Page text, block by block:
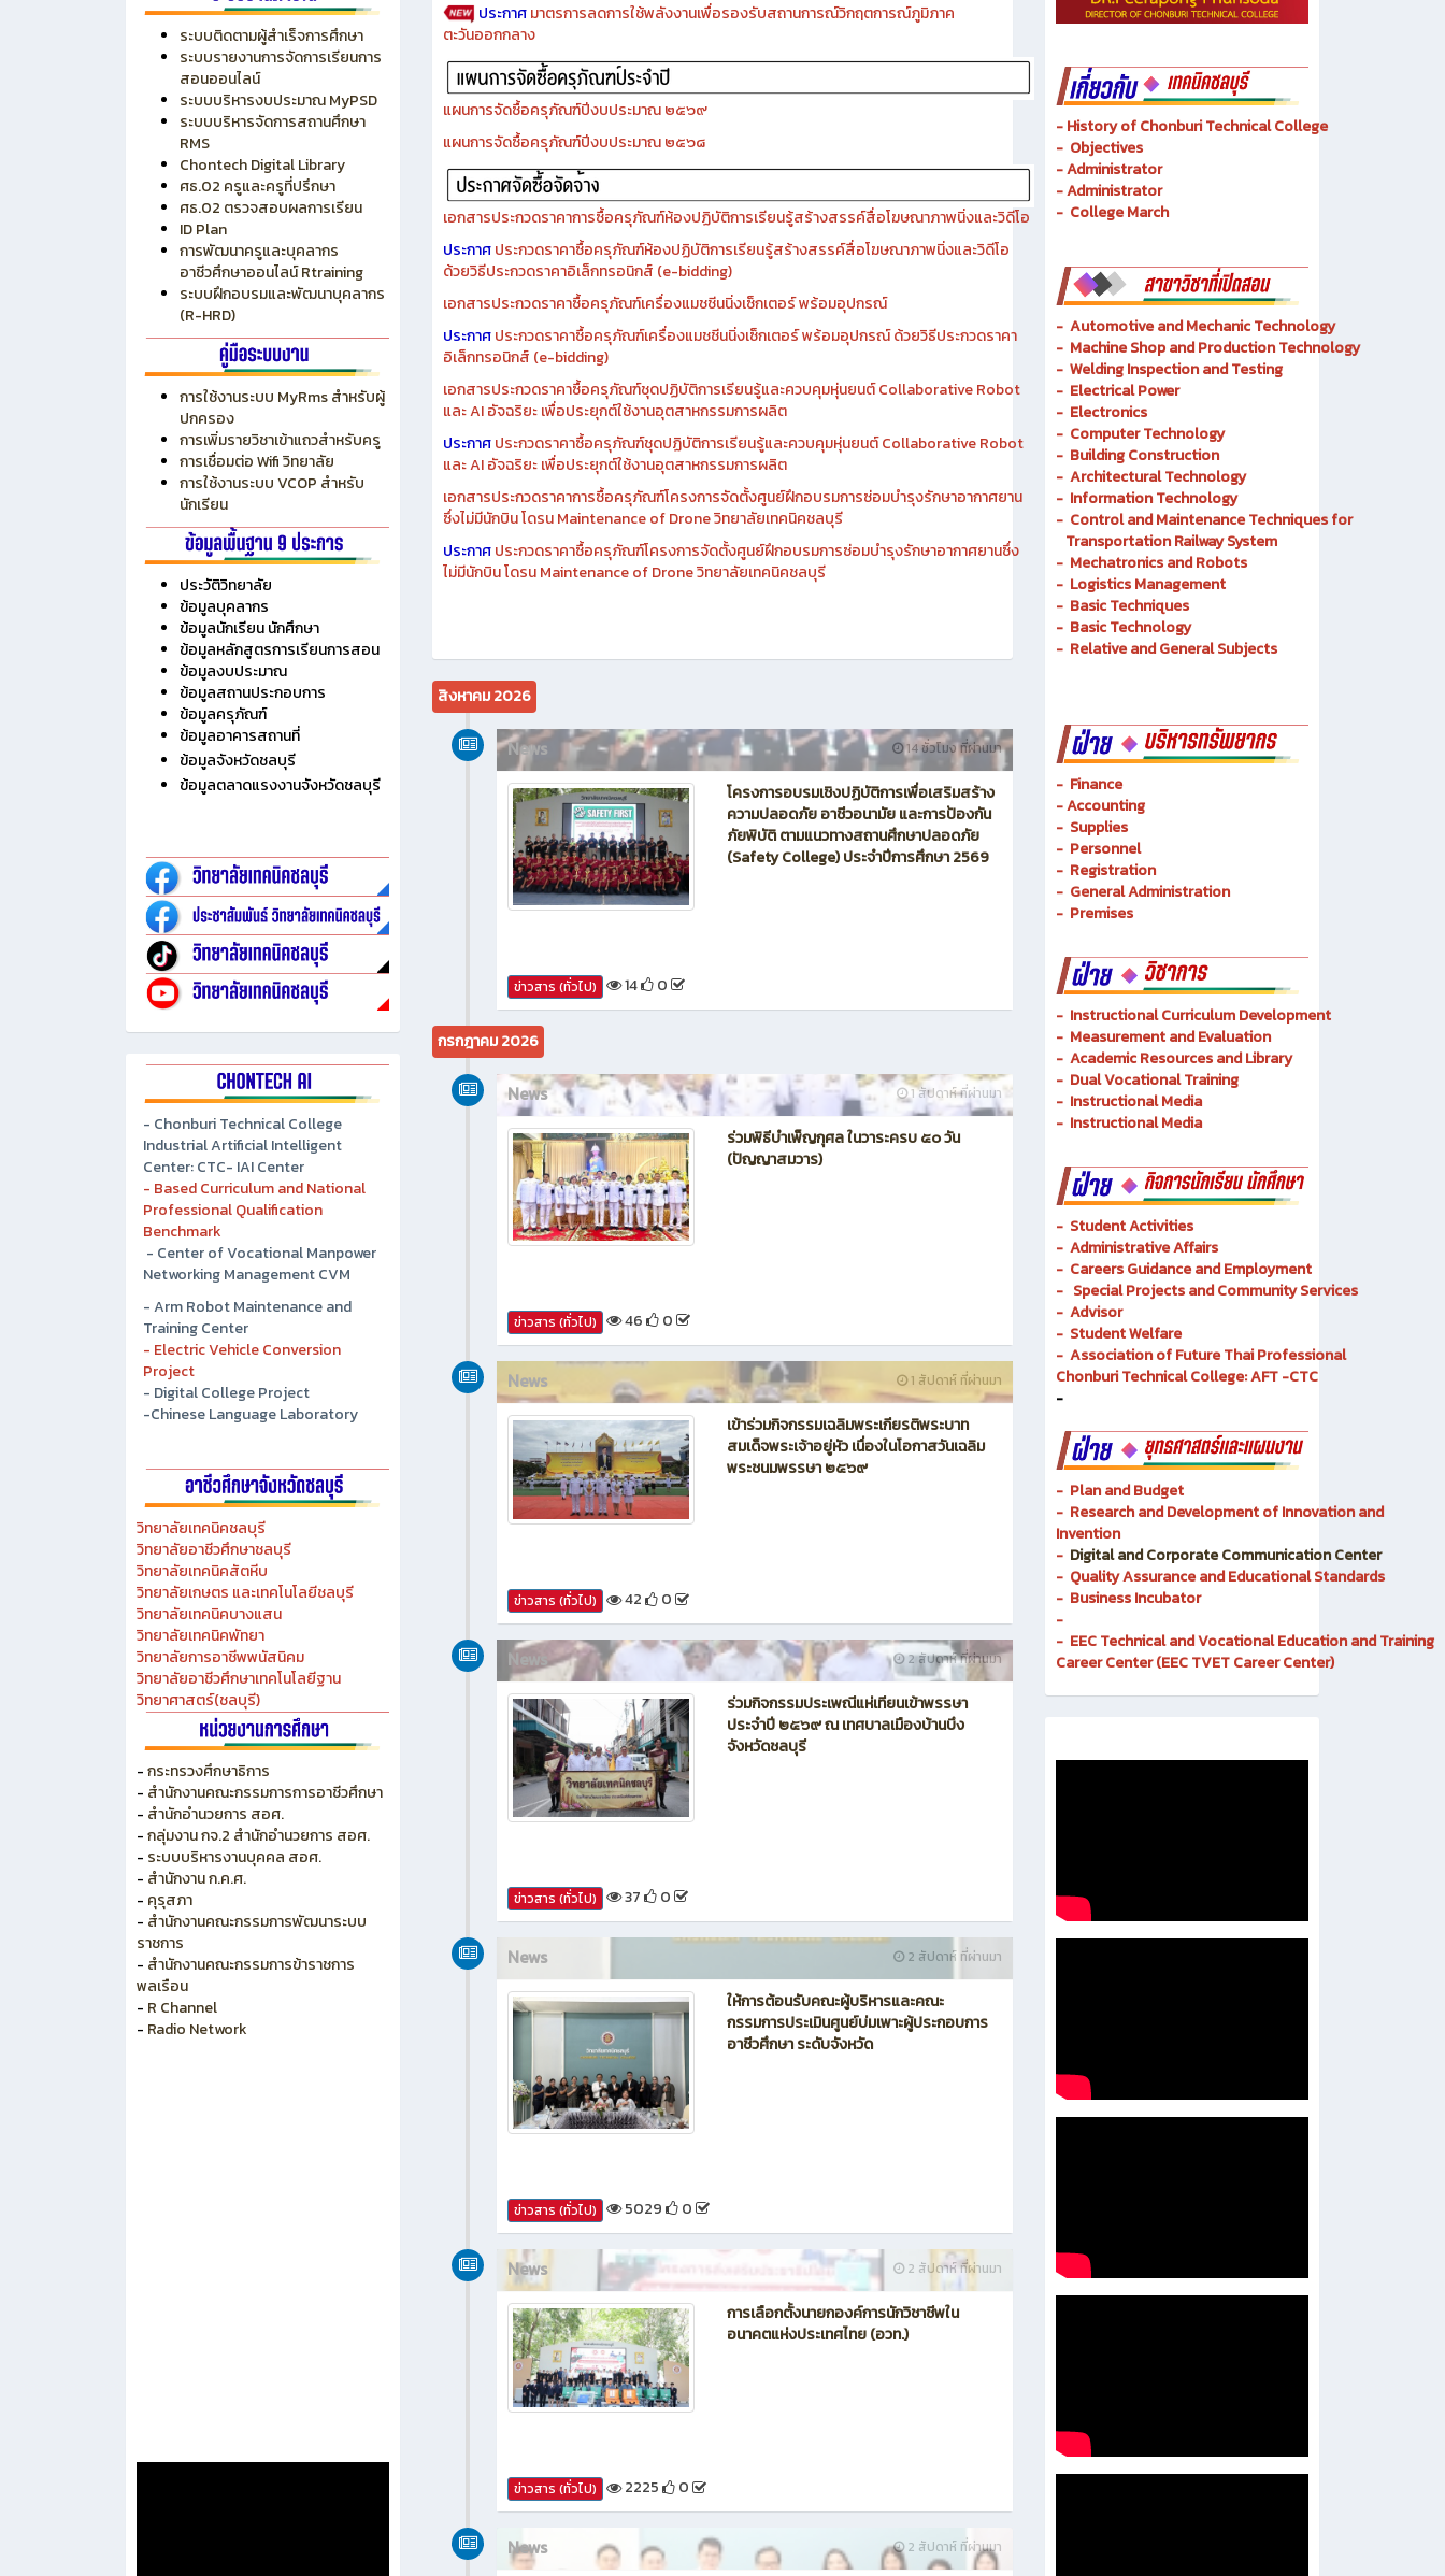
ระบบติดตามผู้สำเร็จการศึกษา
ระบบรายงานการจัดการเรียนการ
สอนออนไลน์
ระบบบริหารงบประมาณ MyPSD
ระบบบริหารจัดการสถานศึกษา
RMS
Chontech Digital Library
ศธ.02 ครูและครูที่ปรึกษา
ศธ.02 ตรวจสอบผลการเรียน
ID Plan
การพัฒนาครูและบุคลากร
อาชีวศึกษาออนไลน์ Rtraining
ระบบฝึกอบรมและพัฒนาบุคลากร
(R-HRD)
การใช้งานระบบ MyRms สำหรับผู้
ปกครอง
การเพิ่มรายวิชาเข้าแถวสำหรับครู
การเชื่อมต่อ Wifi วิทยาลัย
การใช้งานระบบ VCOP สำหรับ
นักเรียน
ประวัติวิทยาลัย
ข้อมูลบุคลากร
ข้อมูลนักเรียน นักศึกษา
ข้อมูลหลักสูตรการเรียนการสอน
ข้อมูลงบประมาณ
ข้อมูลสถานประกอบการ
ข้อมูลครุภัณฑ์
ข้อมูลอาคารสถานที่
ข้อมูลจังหวัดชลบุรี
ข้อมูลตลาดแรงงานจังหวัดชลบุรี
- Chonburi Technical College
Industrial Artificial Intelligent
Center: CTC- IAI Center
- Based Curriculum and National
Professional Qualification
Benchmark
- Center of Vocational Manpower
Networking Management CVM
- Arm Robot Maintenance and
Training Center
- Electric Vehicle Conversion
Project
- Digital College Project
-Chinese Language Laboratory
วิทยาลัยเทคนิคชลบุรี
วิทยาลัยอาชีวศึกษาชลบุรี
วิทยาลัยเทคนิคสัตหีบ
วิทยาลัยเกษตร และเทคโนโลยีชลบุรี
วิทยาลัยเทคนิคบางแสน
วิทยาลัยเทคนิคพัทยา
วิทยาลัยการอาชีพพนัสนิคม
วิทยาลัยอาชีวศึกษาเทคโนโลยีฐาน
วิทยาศาสตร์(ชลบุรี)
-กระทรวงศึกษาธิการ
- สำนักงานคณะกรรมการการอาชีวศึกษา
- สำนักอำนวยการ สอศ.
-กลุ่มงาน กจ.2 สำนักอำนวยการ สอศ.
- ระบบบริหารงานบุคคล สอศ.
- สำนักงาน ก.ค.ศ.
- คุรุสภา
- สำนักงานคณะกรรมการพัฒนาระบบ
ราชการ
- สำนักงานคณะกรรมการข้าราชการ
พลเรือน
- R Channel
- Radio Network
ประกาศมาตรการลดการใช้พลังงานเพื่อรองรับสถานการณ์วิกฤตการณ์ภูมิภาค
ตะวันออกกลาง
แผนการจัดซื้อครุภัณฑ์ปีงบประมาณ ๒๕๖๙
แผนการจัดซื้อครุภัณฑ์ปีงบประมาณ ๒๕๖๘
เอกสารประกวดราคาการซื้อครุภัณฑ์ห้องปฏิบัติการเรียนรู้สร้างสรรค์สื่อโฆษณาภาพนิ่งและวิดีโอ
ประกาศประกวดราคาซื้อครุภัณฑ์ห้องปฏิบัติการเรียนรู้สร้างสรรค์สื่อโฆษณาภาพนิ่งและวิดีโอ
ด้วยวิธีประกวดราคาอิเล็กทรอนิกส์ (e-bidding)
เอกสารประกวดราคาซื้อครุภัณฑ์เครื่องแมชชีนนิ่งเซ็กเตอร์ พร้อมอุปกรณ์
ประกาศประกวดราคาซื้อครุภัณฑ์เครื่องแมชชีนนิ่งเซ็กเตอร์ พร้อมอุปกรณ์ ด้วยวิธีประกวดราคา
อิเล็กทรอนิกส์ (e-bidding)
เอกสารประกวดราคาซื้อครุภัณฑ์ชุดปฏิบัติการเรียนรู้และควบคุมหุ่นยนต์ Collaborative Robot
และ AI อัจฉริยะ เพื่อประยุกต์ใช้งานอุตสาหกรรมการผลิต
ประกาศประกวดราคาซื้อครุภัณฑ์ชุดปฏิบัติการเรียนรู้และควบคุมหุ่นยนต์ Collaborative Robot
และ AI อัจฉริยะ เพื่อประยุกต์ใช้งานอุตสาหกรรมการผลิต
เอกสารประกวดราคาการซื้อครุภัณฑ์โครงการจัดตั้งศูนย์ฝึกอบรมการซ่อมบำรุงรักษาอากาศยาน
ซึ่งไม่มีนักบิน โดรน Maintenance of Drone วิทยาลัยเทคนิคชลบุรี
ประกาศประกวดราคาซื้อครุภัณฑ์โครงการจัดตั้งศูนย์ฝึกอบรมการซ่อมบำรุงรักษาอากาศยานซึ่ง
ไม่มีนักบิน โดรน Maintenance of Drone วิทยาลัยเทคนิคชลบุรี
สิงหาคม 2026
14 ชั่วโมง ที่ผ่านมา
News
โครงการอบรมเชิงปฏิบัติการเพื่อเสริมสร้าง
ความปลอดภัย อาชีวอนามัย และการป้องกัน
ภัยพิบัติ ตามแนวทางสถานศึกษาปลอดภัย
(Safety College) ประจำปีการศึกษา 2569
ข่าวสาร (ทั่วไป) 14 0
กรกฎาคม 2026
1 สัปดาห์ ที่ผ่านมา
News
ร่วมพิธีบำเพ็ญกุศล ในวาระครบ ๕๐ วัน
(ปัญญาสมวาร)
ข่าวสาร (ทั่วไป) 46 0
1 สัปดาห์ ที่ผ่านมา
News
เข้าร่วมกิจกรรมเฉลิมพระเกียรติพระบาท
สมเด็จพระเจ้าอยู่หัว เนื่องในโอกาสวันเฉลิม
พระชนมพรรษา ๒๕๖๙
ข่าวสาร (ทั่วไป) 42 0
2 สัปดาห์ ที่ผ่านมา
News
ร่วมกิจกรรมประเพณีแห่เทียนเข้าพรรษา
ประจำปี ๒๕๖๙ ณ เทศบาลเมืองบ้านบึง
จังหวัดชลบุรี
ข่าวสาร (ทั่วไป) 37 0
2 สัปดาห์ ที่ผ่านมา
News
ให้การต้อนรับคณะผู้บริหารและคณะ
กรรมการประเมินศูนย์บ่มเพาะผู้ประกอบการ
อาชีวศึกษา ระดับจังหวัด
ข่าวสาร (ทั่วไป) 5029 0
2 สัปดาห์ ที่ผ่านมา
News
การเลือกตั้งนายกองค์การนักวิชาชีพใน
อนาคตแห่งประเทศไทย (อวท.)
ข่าวสาร (ทั่วไป) 2225 0
2 สัปดาห์ ที่ผ่านมา
News
- History of Chonburi Technical College
- Objectives
- Administrator
- Administrator
- College March
- Automotive and MechanicTechnology
- Machine Shop and Production Technology
- Welding Inspection and Testing
- Electrical Power
- Electronics
- Computer Technology
- Building Construction
- Architectural Technology
- Information Technology
- Control and Maintenance Techniques for
Transportation Railway System
- Mechatronics and Robots
- Logistics Management
- Basic Techniques
- Basic Technology
- Relative and General Subjects
- Finance
-Accounting
- Supplies
- Personnel
- Registration
- General Administration
- Premises
- Instructional Curriculum Development
- Measurement and Evaluation
- Academic Resources and Library
- Dual Vocational Training
- Instructional Media
- Instructional Media
- Student Activities
- Administrative Affairs
- Careers Guidance and Employment
- Special Projects and Community Services
- Advisor
- Student Welfare
- Association of Future Thai Professional
Chonburi Technical College: AFT -CTC
-
- Plan and Budget
- Research and Development of Innovation and
Invention
- Digital and Corporate Communication Center
- Quality Assurance and Educational Standards
- Business Incubator
-
- EEC Technical and Vocational Education and Training
Career Center (EEC TVET Career Center)